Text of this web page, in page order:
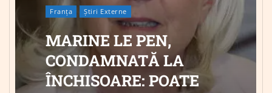
Franța Știri Externe
MARINE LE PEN,
CONDAMNATĂ LA
ÎNCHISOARE: POATE